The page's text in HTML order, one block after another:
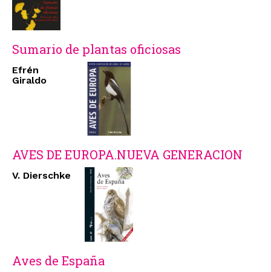
Sumario de plantas oficiosas
Efrén
Giraldo
AVES DE EUROPA.NUEVA GENERACION
V. Dierschke
Aves de España